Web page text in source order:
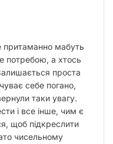
притаманно мабуть
потребою, а хтось
проста
себе погано,
таки увагу.
і все інше, чим є
щоб підкреслити
чисельному